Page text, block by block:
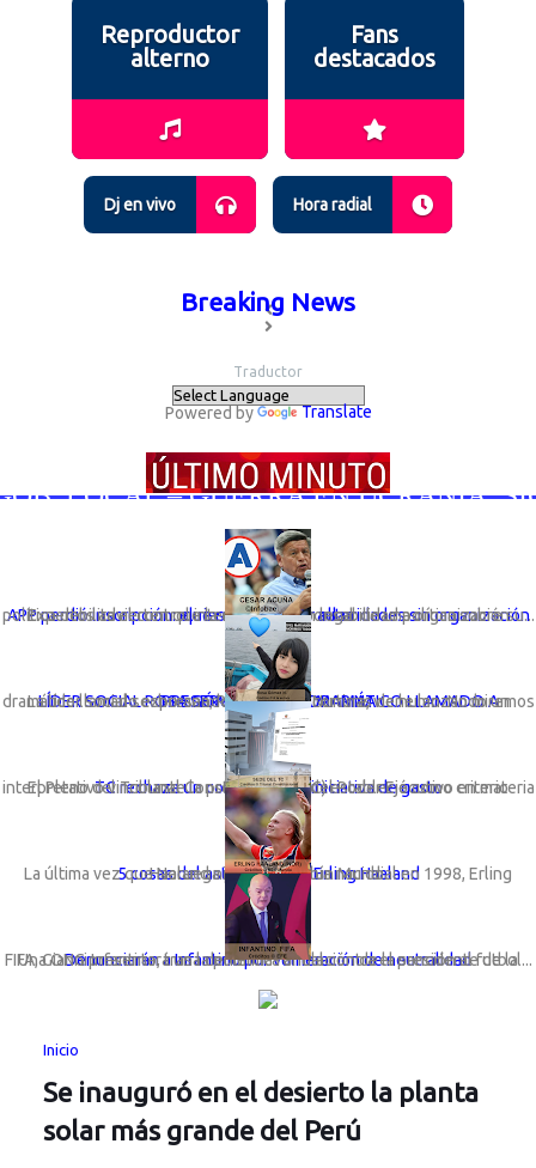
Reproductor
alterno
Fans
destacados
Dj en vivo Hora radial
Breaking News
Traductor
Powered by Translate
– GUERRA EN UCRANIA;
APP perdió inscripción: el riesgo de elegir autoridades sin organización que responda por ellas
Expertos advierten que la desaparición legal de una organización política debilita el control interno y la responsabilidad política sobre su...
LÍDER SOCIAL ROSA GÓMEZ LANZA DRAMÁTICO LLAMADO A PRESERVAR LA VIDA MARINA
La líder social sechurana; Rosa Gómez Nunura, viene lanzando un dramático llamado expresando: “Basta de cortinas de humo. No miremos a otro ...
TC rechaza un congreso con iniciativa de gasto
El Pleno del Tribunal Constitucional (TC) estableció como criterio interpretativo vinculante la preeminencia del Poder Ejecutivo en materia ...
5 cosas del astro noruego Erling Haaland
La última vez que Noruega participó en un Mundial en 1998, Erling Haaland ni siquiera había nacido.
Denunciarán a Infantino por vulneración de neutralidad
Una ONG presentará una denuncia formal contra el presidente de la FIFA, Gianni Infantino, tras la polémica anulación de la sanción al futbol...
Inicio
Se inauguró en el desierto la planta
solar más grande del Perú